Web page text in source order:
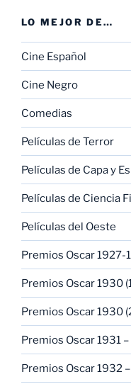
LO MEJOR DE…
Cine Español
Cine Negro
Comedias
Películas de Terror
Películas de Capa y
Películas de Ciencia
Películas del Oeste
Premios Oscar 1927-
Premios Oscar 1930
Premios Oscar 1930
Premios Oscar 1931
Premios Oscar 1932